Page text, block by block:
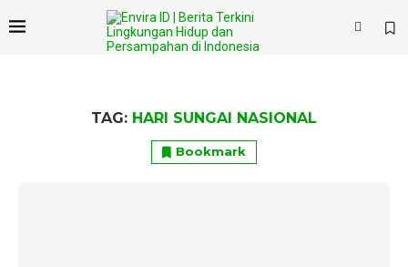
TAG: HARI SUNGAI NASIONAL
Bookmark